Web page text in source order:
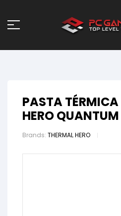
PASTA
HERO
Brands: THERMAL HERO